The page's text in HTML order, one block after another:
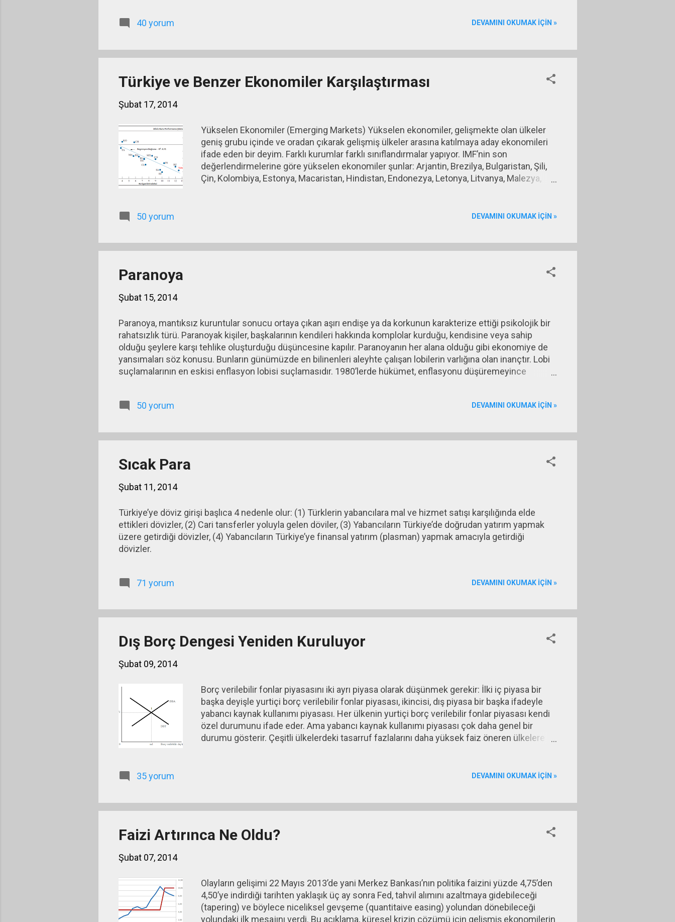
azaltıcı bir etki yaptı. Burada sorun ne diye sorarsanız yanıtım bunların tersine dönme olasılığıdır. Bir gün elde
40 yorum DEVAMINI OKUMAK IÇIN »
Türkiye ve Benzer Ekonomiler Karşılaştırması
Şubat 17, 2014
Yükselen Ekonomiler (Emerging Markets) Yükselen ekonomiler, gelişmekte olan ülkeler
geniş grubu içinde ve oradan çıkarak gelişmiş ülkeler arasına katılmaya aday ekonomileri
ifade eden bir deyim. Farklı kurumlar farklı sınıflandırmalar yapıyor. IMF’nin son
değerlendirmelerine göre yükselen ekonomiler şunlar: Arjantin, Brezilya, Bulgaristan, Şili,
Çin, Kolombiya, Estonya, Macaristan, Hindistan, Endonezya, Letonya, Litvanya, Malezya,
Kolombiya, Mısır, Fas ve Tayvan’ı da ekliyor. Bazı kurumlar bu sayıyı 10’a kadar düşürüyor.
gruplandırmasını ortaya atmıştı) tarafından popülarize edildi. MIST grubunda Meksika,
50 yorum DEVAMINI OKUMAK IÇIN »
Paranoya
Şubat 15, 2014
Paranoya, mantıksız kuruntular sonucu ortaya çıkan aşırı endişe ya da korkunun karakterize ettiği psikolojik bir
rahatsızlık türü. Paranoyak kişiler, başkalarının kendileri hakkında komplolar kurduğu, kendisine veya sahip
olduğu şeylere karşı tehlike oluşturduğu düşüncesine kapılır. Paranoyanın her alana olduğu gibi ekonomiye de
yansımaları söz konusu. Bunların günümüzde en bilinenleri aleyhte çalışan lobilerin varlığına olan inançtır. Lobi
suçlamalarının en eskisi enflasyon lobisi suçlamasıdır. 1980’lerde hükümet, enflasyonu düşüremeyince
işadamları. Dönemin siyasetçilerini enflasyon lobisi suçlaması aracılığıyla topluma vermek istedikleri mesaj
direniyor.”
50 yorum DEVAMINI OKUMAK IÇIN »
Sıcak Para
Şubat 11, 2014
Türkiye’ye döviz girişi başlıca 4 nedenle olur: (1) Türklerin yabancılara mal ve hizmet satışı karşılığında elde
ettikleri dövizler, (2) Cari tansferler yoluyla gelen döviler, (3) Yabancıların Türkiye’de doğrudan yatırım yapmak
üzere getirdiği dövizler, (4) Yabancıların Türkiye’ye finansal yatırım (plasman) yapmak amacıyla getirdiği
dövizler.
71 yorum DEVAMINI OKUMAK IÇIN »
Dış Borç Dengesi Yeniden Kuruluyor
Şubat 09, 2014
Borç verilebilir fonlar piyasasını iki ayrı piyasa olarak düşünmek gerekir: İlki iç piyasa bir
başka deyişle yurtiçi borç verilebilir fonlar piyasası, ikincisi, dış piyasa bir başka ifadeyle
yabancı kaynak kullanımı piyasası. Her ülkenin yurtiçi borç verilebilir fonlar piyasası kendi
özel durumunu ifade eder. Ama yabancı kaynak kullanımı piyasası çok daha genel bir
durumu gösterir. Çeşitli ülkelerdeki tasarruf fazlalarını daha yüksek faiz öneren ülkelere
ülkelere yatırırlar. Riskin az, getirinin yüksek olduğu ülkelere yönlendirilen kaynak miktarı
35 yorum DEVAMINI OKUMAK IÇIN »
Faizi Artırınca Ne Oldu?
Şubat 07, 2014
Olayların gelişimi 22 Mayıs 2013’de yani Merkez Bankası’nın politika faizini yüzde 4,75’den
4,50’ye indirdiği tarihten yaklaşık üç ay sonra Fed, tahvil alımını azaltmaya gidebileceği
(tapering) ve böylece niceliksel gevşeme (quantitaive easing) yolundan dönebileceği
yolundaki ilk mesajını verdi. Bu açıklama, küresel krizin çözümü için gelişmiş ekonomilerin